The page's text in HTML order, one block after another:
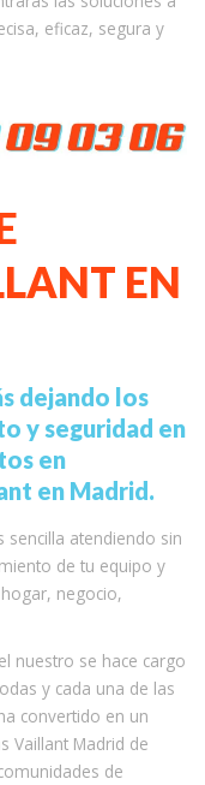
eficaz, segura y
EN
dejando los
y seguridad en
en
en Madrid.
sencilla atendiendo sin
de tu equipo y
negocio,
nuestro se hace cargo
y cada una de las
convertido en un
Vaillant Madrid de
de